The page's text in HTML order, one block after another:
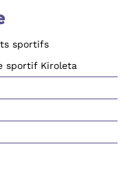
sportifs
sportif Kiroleta